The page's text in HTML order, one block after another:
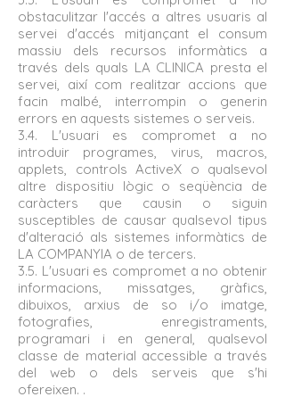
obstaculitzar l'accés a altres usuaris al
servei d'accés mitjançant el consum
massiu dels recursos informàtics a
través dels quals LA CLINICA presta el
servei, així com realitzar accions que
facin malbé, interrompin o generin
errors en aquests sistemes o serveis.
3.4. L'usuari es compromet a no
introduir programes, virus, macros,
applets, controls ActiveX o qualsevol
altre dispositiu lògic o seqüència de
caràcters que causin o siguin
susceptibles de causar qualsevol tipus
d'alteració als sistemes informàtics de
LA COMPANYIA o de tercers.
3.5. L'usuari es compromet a no obtenir
informacions, missatges, gràfics,
dibuixos, arxius de so i/o imatge,
fotografies, enregistraments,
programari i en general, qualsevol
classe de material accessible a través
del web o dels serveis que s'hi
ofereixen. .